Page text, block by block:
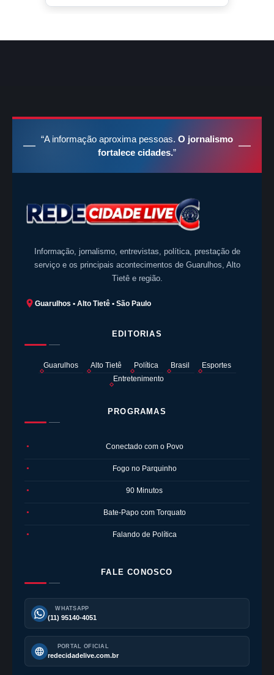
“A informação aproxima pessoas. O jornalismo
fortalece cidades.”
Informação, jornalismo, entrevistas, política, prestação de
serviço e os principais acontecimentos de Guarulhos, Alto
Tietê e região.
Guarulhos • Alto Tietê • São Paulo
EDITORIAS
Guarulhos Alto Tietê Política Brasil
Esportes
Entretenimento
PROGRAMAS
● Conectado com o Povo
● Fogo no Parquinho
● 90 Minutos
● Bate-Papo com Torquato
● Falando de Política
FALE CONOSCO
WHATSAPP
(11) 95140-4051
PORTAL OFICIAL
redecidadelive.com.br